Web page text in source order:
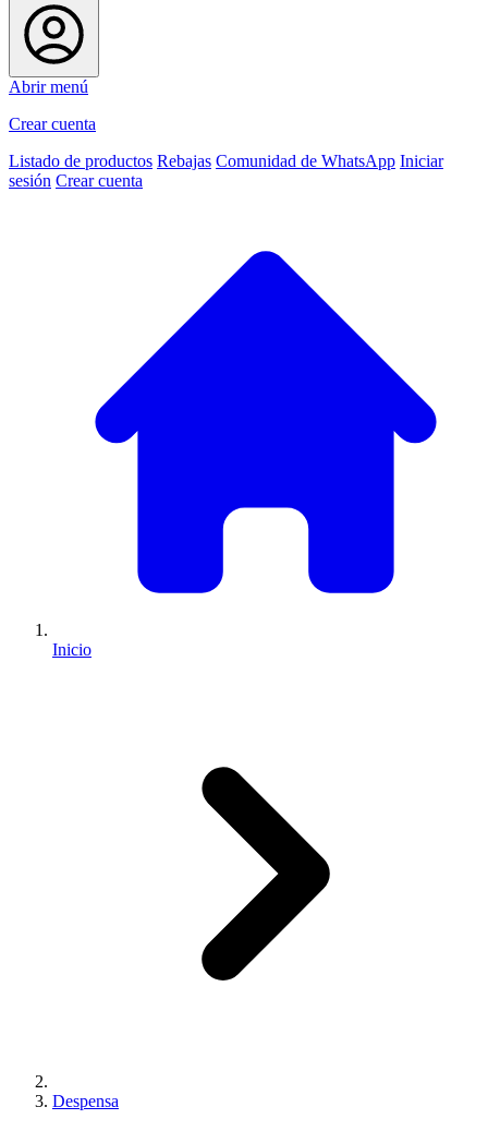
Abrir menú
Crear cuenta
Listado de productos Rebajas Comunidad de WhatsApp Iniciar
sesión Crear cuenta
Inicio
Despensa